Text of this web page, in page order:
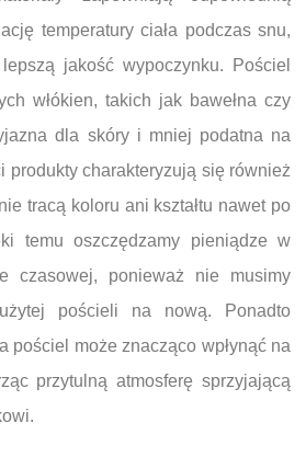
temperatury ciała podczas snu,
jakość wypoczynku. Pościel
włókien, takich jak bawełna czy
dla skóry i mniej podatna na
produkty charakteryzują się również
tracą koloru ani kształtu nawet po
temu oszczędzamy pieniądze w
czasowej, ponieważ nie musimy
pościeli na nową. Ponadto
pościel może znacząco wpłynąć na
przytulną atmosferę sprzyjającą